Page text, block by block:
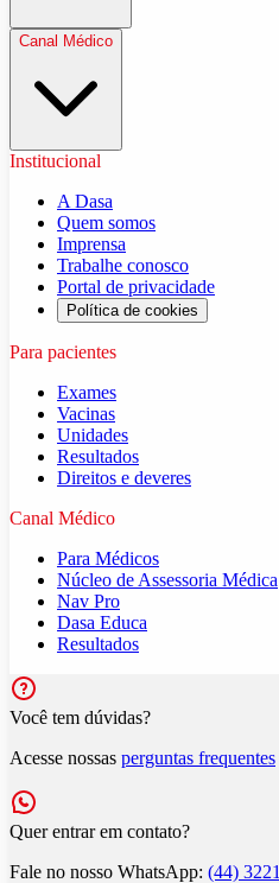
Canal Médico
Institucional
A Dasa
Quem somos
Imprensa
Trabalhe conosco
Portal de privacidade
Política de cookies
Para pacientes
Exames
Vacinas
Unidades
Resultados
Direitos e deveres
Canal Médico
Para Médicos
Núcleo de Assessoria Médica
Nav Pro
Dasa Educa
Resultados
Você tem dúvidas?
Acesse nossas perguntas frequentes
Quer entrar em contato?
Fale no nosso WhatsApp: (44)